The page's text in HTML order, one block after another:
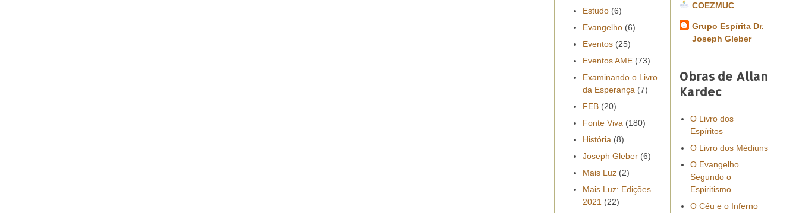
Estudo (6)
Evangelho (6)
Eventos (25)
Eventos AME (73)
Examinando o Livro
da Esperança (7)
FEB (20)
Fonte Viva (180)
História (8)
Joseph Gleber (6)
Mais Luz (2)
Mais Luz: Edições
2021 (22)
COEZMUC
Grupo Espírita Dr.
Joseph Gleber
Obras de Allan
Kardec
O Livro dos
Espíritos
O Livro dos Médiuns
O Evangelho
Segundo o
Espiritismo
O Céu e o Inferno